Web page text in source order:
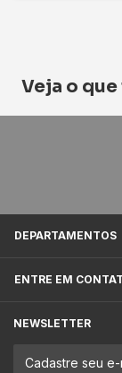
Veja o
DEPARTAMENTOS
ENTRE EM
NEWSLETTER